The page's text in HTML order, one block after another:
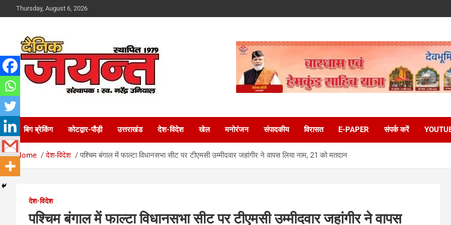
to
Thursday, August 6, 2026
Dainik Jayant
बिग ब्रेकिंग कोटद्वार-पौड़ी उत्तराखंड देश-विदेश खेल मनोरंजन संपादकीय विरासत E-PAPER संपर्क करें
Home देश-विदेश पश्चिम बंगाल में फाल्टा विधानसभा सीट पर टीएमसी उम्मीदवार जहांगीर ने वापस लिया नाम, 21 को मतदान
देश-विदेश
पश्चिम बंगाल में फाल्टा विधानसभा सीट पर टीएमसी उम्मीदवार जहांगीर ने वापस